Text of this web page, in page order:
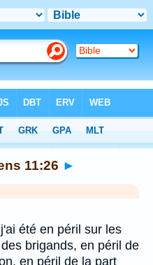
11:26 ►
été en péril sur les
brigands, en péril de
en péril de la part